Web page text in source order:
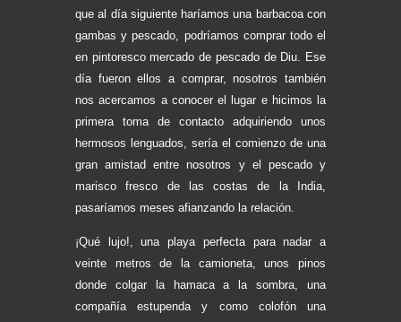
que al día siguiente haríamos una barbacoa con
gambas y pescado, podríamos comprar todo el
en pintoresco mercado de pescado de Diu. Ese
día fueron ellos a comprar, nosotros también
nos acercamos a conocer el lugar e hicimos la
primera toma de contacto adquiriendo unos
hermosos lenguados, sería el comienzo de una
gran amistad entre nosotros y el pescado y
marisco fresco de las costas de la India,
pasaríamos meses afianzando la relación.
¡Qué lujo!, una playa perfecta para nadar a
veinte metros de la camioneta, unos pinos
donde colgar la hamaca a la sombra, una
compañía estupenda y como colofón una